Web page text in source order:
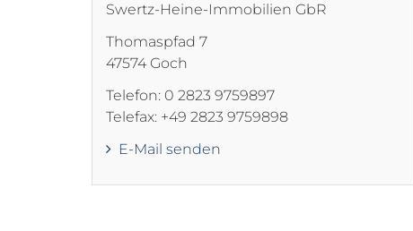
Swertz-Heine-Immobilien GbR
Thomaspfad 7
47574 Goch
Telefon: 0 2823 9759897
Telefax: +49 2823 9759898
E-Mail senden